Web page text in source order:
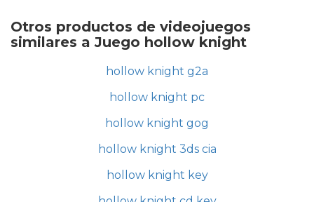
Otros productos de videojuegos
similares a Juego hollow knight
hollow knight g2a
hollow knight pc
hollow knight gog
hollow knight 3ds cia
hollow knight key